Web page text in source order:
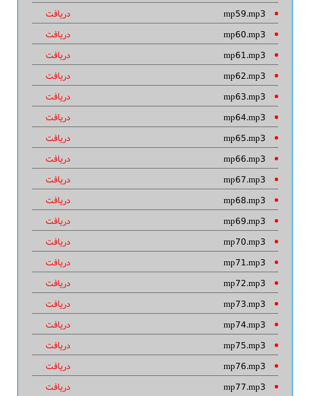
دریافت
mp59.mp3
دریافت
mp60.mp3
دریافت
mp61.mp3
دریافت
mp62.mp3
دریافت
mp63.mp3
دریافت
mp64.mp3
دریافت
mp65.mp3
دریافت
mp66.mp3
دریافت
mp67.mp3
دریافت
mp68.mp3
دریافت
mp69.mp3
دریافت
mp70.mp3
دریافت
mp71.mp3
دریافت
mp72.mp3
دریافت
mp73.mp3
دریافت
mp74.mp3
دریافت
mp75.mp3
دریافت
mp76.mp3
دریافت
mp77.mp3